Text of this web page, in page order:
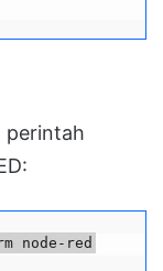
perintah
node-red